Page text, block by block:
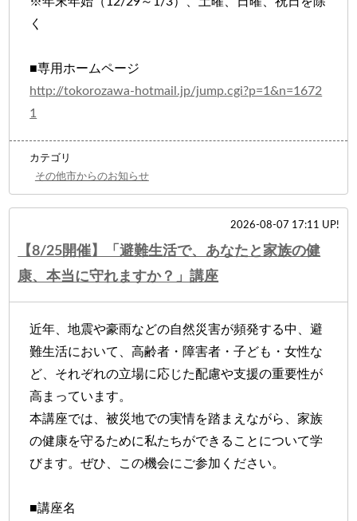
く
■専用ホームページ
http://tokorozawa-hotmail.jp/jump.cgi?p=1&n=1672
1
カテゴリ
その他市からのお知らせ
2026-08-07 17:11 UP!
【8/25開催】「避難生活で、あなたと家族の健
康、本当に守れますか？」講座
近年、地震や豪雨などの自然災害が頻発する中、避
難生活において、高齢者・障害者・子ども・女性な
ど、それぞれの立場に応じた配慮や支援の重要性が
高まっています。
本講座では、被災地での実情を踏まえながら、家族
の健康を守るために私たちができることについて学
びます。ぜひ、この機会にご参加ください。
■講座名